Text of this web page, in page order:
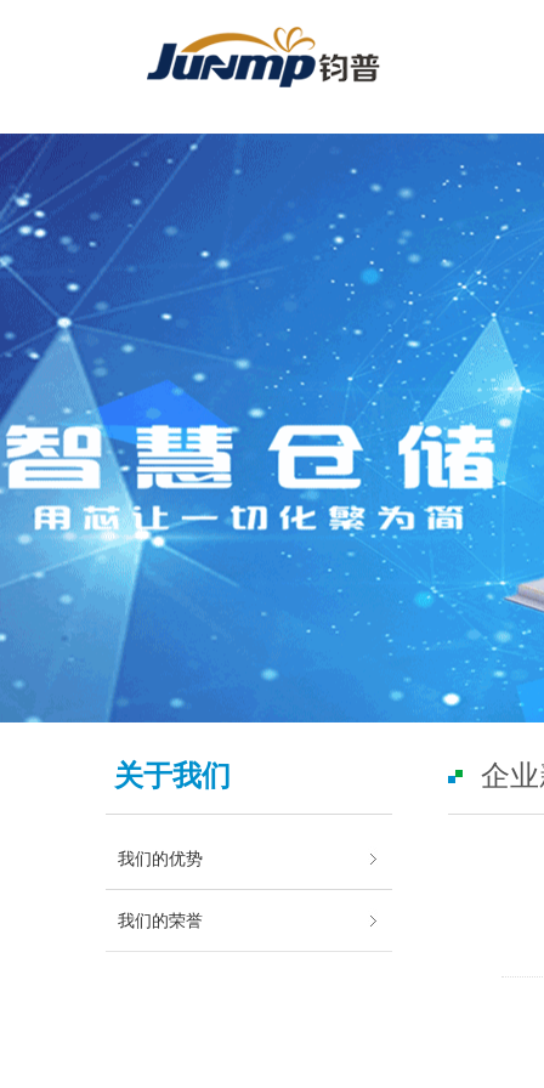
关于我们
我们的优势
我们的荣誉
企